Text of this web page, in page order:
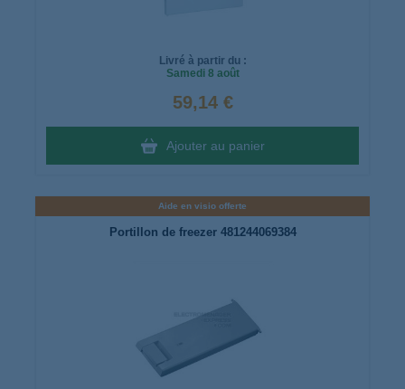
Livré à partir du :
Samedi8 août
59,14 €
Ajouter au panier
Aide en visio offerte
Portillon de freezer 481244069384